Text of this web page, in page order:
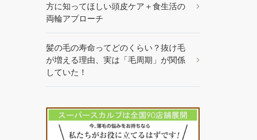
方に知ってほしい頭皮ケア＋食生活の
両輪アプローチ
髪の毛の寿命ってどのくらい？抜け毛
が増える理由、実は「毛周期」が関係
していた！